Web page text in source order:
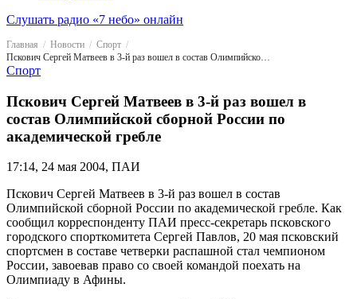
Слушать радио «7 небо» онлайн
Главная Новости
Спорт
Пскович Сергей Матвеев в 3-й раз вошел в состав Олимпийской сборной России по академической гребле
Спорт
Пскович Сергей Матвеев в 3-й раз вошел в
состав Олимпийской сборной России по
академической гребле
17:14, 24 мая 2004, ПАИ
Пскович Сергей Матвеев в 3-й раз вошел в состав
Олимпийской сборной России по академической гребле. Как
сообщил корреспонденту ПАИ пресс-секретарь псковского
городского спорткомитета Сергей Павлов, 20 мая псковский
спортсмен в составе четверки распашной стал чемпионом
России, завоевав право со своей командой поехать на
Олимпиаду в Афины.